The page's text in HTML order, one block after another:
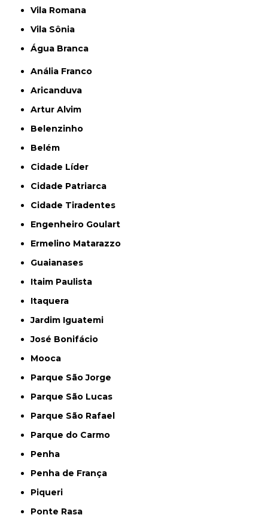
Vila Romana
Vila Sônia
Água Branca
Anália Franco
Aricanduva
Artur Alvim
Belenzinho
Belém
Cidade Líder
Cidade Patriarca
Cidade Tiradentes
Engenheiro Goulart
Ermelino Matarazzo
Guaianases
Itaim Paulista
Itaquera
Jardim Iguatemi
José Bonifácio
Mooca
Parque São Jorge
Parque São Lucas
Parque São Rafael
Parque do Carmo
Penha
Penha de França
Piqueri
Ponte Rasa